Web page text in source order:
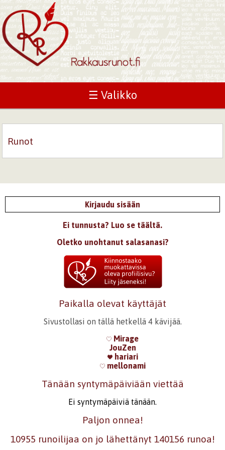
☰ Valikko
Runot
Kirjaudu sisään
Ei tunnusta? Luo se täältä.
Oletko unohtanut salasanasi?
Paikalla olevat käyttäjät
Sivustollasi on tällä hetkellä 4 kävijää.
Mirage
JouZen
hariari
mellonami
Tänään syntymäpäiviään viettää
Ei syntymäpäiviä tänään.
Paljon onnea!
10955 runoilijaa on jo lähettänyt 140156 runoa!